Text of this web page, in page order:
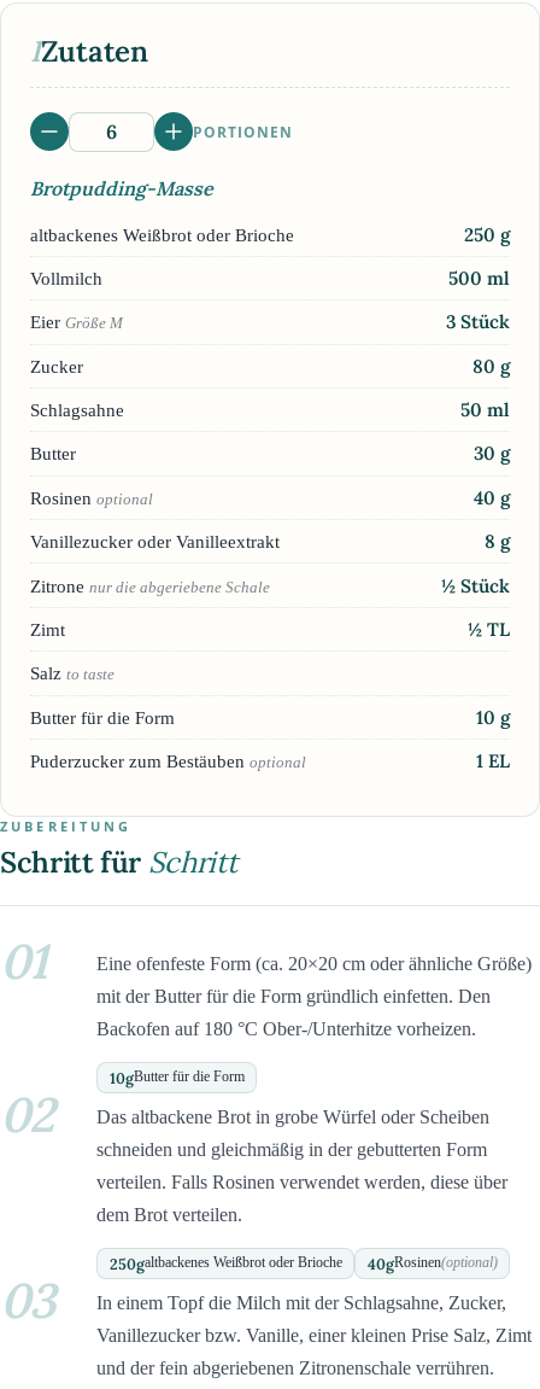
IZutaten
PORTIONEN
Brotpudding-Masse
altbackenes Weißbrot oder Brioche 250 g
Vollmilch 500 ml
Eier Größe M 3 Stück
Zucker 80 g
Schlagsahne 50 ml
Butter 30 g
Rosinen optional 40 g
Vanillezucker oder Vanilleextrakt 8 g
Zitrone nur die abgeriebene Schale ½ Stück
Zimt ½ TL
Salz to taste
Butter für die Form 10 g
Puderzucker zum Bestäuben optional 1 EL
ZUBEREITUNG
Schritt für Schritt
01
Eine ofenfeste Form (ca. 20×20 cm oder ähnliche Größe)
mit der Butter für die Form gründlich einfetten. Den
Backofen auf 180 °C Ober-/Unterhitze vorheizen.
10gButter für die Form
02
Das altbackene Brot in grobe Würfel oder Scheiben
schneiden und gleichmäßig in der gebutterten Form
verteilen. Falls Rosinen verwendet werden, diese über
dem Brot verteilen.
250galtbackenes Weißbrot oder Brioche 40gRosinen(optional)
03
In einem Topf die Milch mit der Schlagsahne, Zucker,
Vanillezucker bzw. Vanille, einer kleinen Prise Salz, Zimt
und der fein abgeriebenen Zitronenschale verrühren.